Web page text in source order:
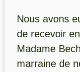
Nous avons
de recevoir
Madame
marraine de